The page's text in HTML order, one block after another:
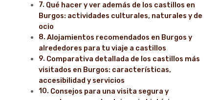
Qué hacer y ver además de los castillos en
Burgos: actividades culturales, naturales y de
ocio
Alojamientos recomendados en Burgos y
alrededores para tu viaje a castillos
Comparativa detallada de los castillos más
visitados en Burgos: características,
accesibilidad y servicios
Consejos para una visita segura y